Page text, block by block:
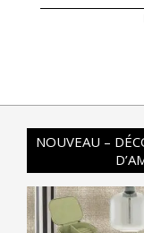
NOUVEAU –